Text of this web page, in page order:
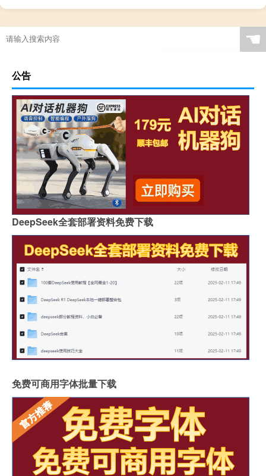
☚
公告
DeepSeek全套部署资料免费下载
免费可商用字体批量下载